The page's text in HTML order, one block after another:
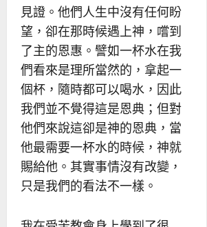
見證。他們人生中沒有任何盼
望，卻在那時候遇上神，嚐到
了主的恩惠。譬如一杯水在我
們看來是理所當然的，拿起一
個杯，隨時都可以喝水，因此
我們並不覺得這是恩典；但對
他們來說這卻是神的恩典，當
他最需要一杯水的時候，神就
賜給他。其實事情沒有改變，
只是我們的看法不一樣。